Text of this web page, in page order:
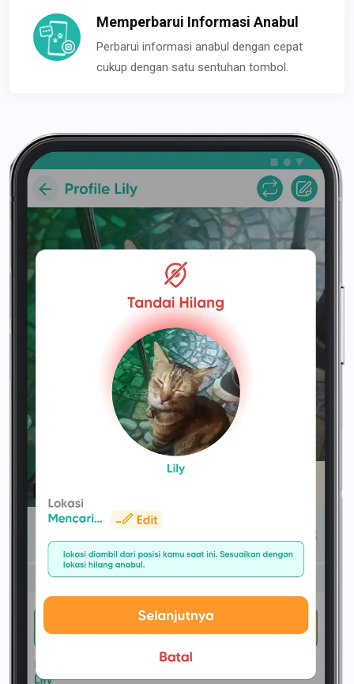
Memperbarui Informasi Anabul
Perbarui informasi anabul dengan cepat
cukup dengan satu sentuhan tombol.